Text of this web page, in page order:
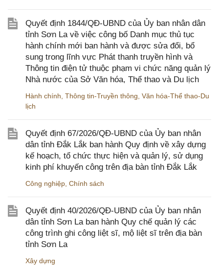
Quyết định 1844/QĐ-UBND của Ủy ban nhân dân
tỉnh Sơn La về việc công bố Danh mục thủ tục
hành chính mới ban hành và được sửa đổi, bổ
sung trong lĩnh vực Phát thanh truyền hình và
Thông tin điện tử thuộc phạm vi chức năng quản lý
Nhà nước của Sở Văn hóa, Thể thao và Du lịch
Hành chính Thông tin-Truyền thông Văn hóa-Thể thao-Du
lịch
Quyết định 67/2026/QĐ-UBND của Ủy ban nhân
dân tỉnh Đắk Lắk ban hành Quy định về xây dựng
kế hoạch, tổ chức thực hiện và quản lý, sử dụng
kinh phí khuyến công trên địa bàn tỉnh Đắk Lắk
Công nghiệp Chính sách
Quyết định 40/2026/QĐ-UBND của Ủy ban nhân
dân tỉnh Sơn La ban hành Quy chế quản lý các
công trình ghi công liệt sĩ, mộ liệt sĩ trên địa bàn
tỉnh Sơn La
Xây dựng